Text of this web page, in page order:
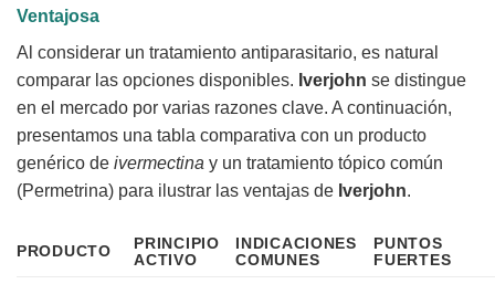
Ventajosa
Al considerar un tratamiento antiparasitario, es natural
comparar las opciones disponibles. Iverjohn se distingue
en el mercado por varias razones clave. A continuación,
presentamos una tabla comparativa con un producto
genérico de ivermectina y un tratamiento tópico común
(Permetrina) para ilustrar las ventajas de Iverjohn.
PRODUCTO
PRINCIPIO
ACTIVO
INDICACIONES
COMUNES
PUNTOS
FUERTES